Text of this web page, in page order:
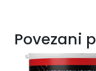
Povezani